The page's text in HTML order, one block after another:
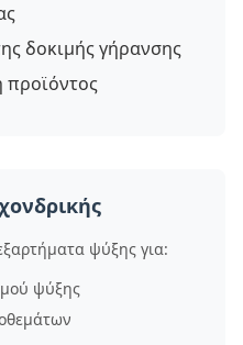
δοκιμής γήρανσης
προϊόντος
ψύξης για:
ψύξης